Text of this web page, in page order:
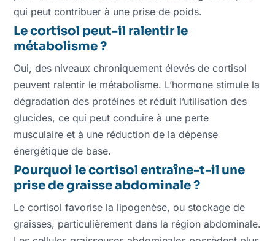
qui peut contribuer à une prise de poids.
Le cortisol peut-il ralentir le
métabolisme ?
Oui, des niveaux chroniquement élevés de cortisol
peuvent ralentir le métabolisme. L’hormone stimule la
dégradation des protéines et réduit l’utilisation des
glucides, ce qui peut conduire à une perte
musculaire et à une réduction de la dépense
énergétique de base.
Pourquoi le cortisol entraîne-t-il une
prise de graisse abdominale ?
Le cortisol favorise la lipogenèse, ou stockage de
graisses, particulièrement dans la région abdominale.